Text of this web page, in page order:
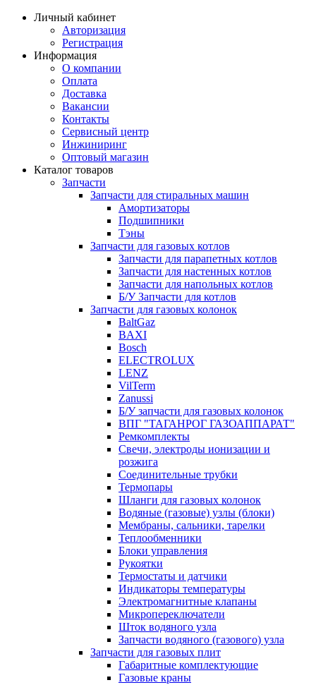
Личный кабинет
Авторизация
Регистрация
Информация
О компании
Оплата
Доставка
Вакансии
Контакты
Сервисный центр
Инжиниринг
Оптовый магазин
Каталог товаров
Запчасти
Запчасти для стиральных машин
Амортизаторы
Подшипники
Тэны
Запчасти для газовых котлов
Запчасти для парапетных котлов
Запчасти для настенных котлов
Запчасти для напольных котлов
Б/У Запчасти для котлов
Запчасти для газовых колонок
BaltGaz
BAXI
Bosch
ELECTROLUX
LENZ
VilTerm
Zanussi
Б/У запчасти для газовых колонок
ВПГ "ТАГАНРОГ ГАЗОАППАРАТ"
Ремкомплекты
Свечи, электроды ионизации и
розжига
Соединительные трубки
Термопары
Шланги для газовых колонок
Водяные (газовые) узлы (блоки)
Мембраны, сальники, тарелки
Теплообменники
Блоки управления
Рукоятки
Термостаты и датчики
Индикаторы температуры
Электромагнитные клапаны
Микропереключатели
Шток водяного узла
Запчасти водяного (газового) узла
Запчасти для газовых плит
Габаритные комплектующие
Газовые краны